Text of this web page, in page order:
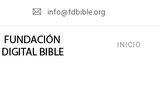
info@fdbible.org
INICIO